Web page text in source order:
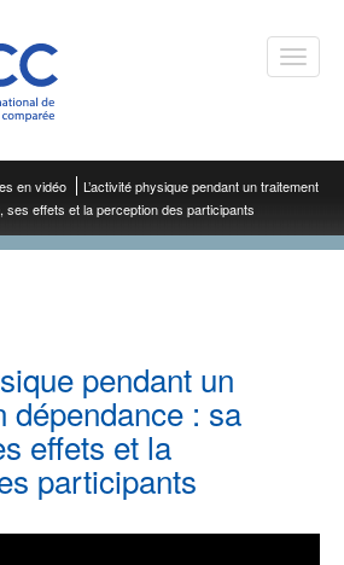
Toggle
en vidéo
L’activité physique pendant un traitement
ses effets et la perception des participants
pendant un
dépendance : sa
effets et la
participants